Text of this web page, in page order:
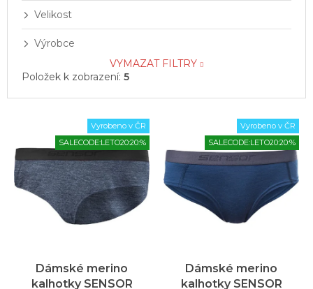
Velikost
Výrobce
VYMAZAT FILTRY
Položek k zobrazení: 5
Vyrobeno v ČR
SALECODE:LETO20:20:%
Dámské merino
kalhotky SENSOR
Vyrobeno v ČR
SALECODE:LETO20:20:%
Dámské merino
kalhotky SENSOR